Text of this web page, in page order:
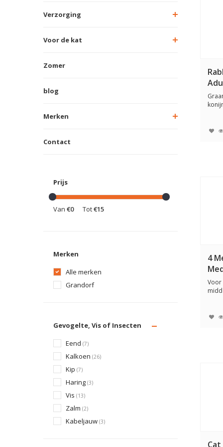
Verzorging
Voor de kat
Zomer
blog
Merken
Contact
Prijs
Van €0 Tot€15
Merken
Alle merken
Grandorf
Gevogelte, Vis of Insecten
Eend (7)
Kalkoen (26)
Kip (7)
Haring (3)
Vis (13)
Zalm (2)
Kabeljauw (3)
4
Voor